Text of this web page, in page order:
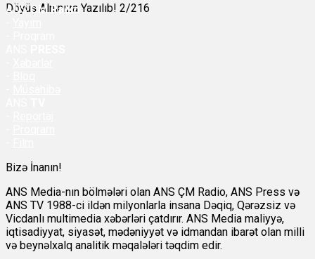
Döyüş Alnınıza Yazılıb! 2/216
ANSÇM Radio
Bizə İnanın!
ANS Media-nın bölmələri olan ANS ÇM Radio, ANS Press və
ANS TV 1988-ci ildən milyonlarla insana Dəqiq, Qərəzsiz və
Vicdanlı multimedia xəbərləri çatdırır. ANS Media maliyyə,
iqtisadiyyat, siyasət, mədəniyyət və idmandan ibarət olan milli
və beynəlxalq analitik məqalələri təqdim edir.